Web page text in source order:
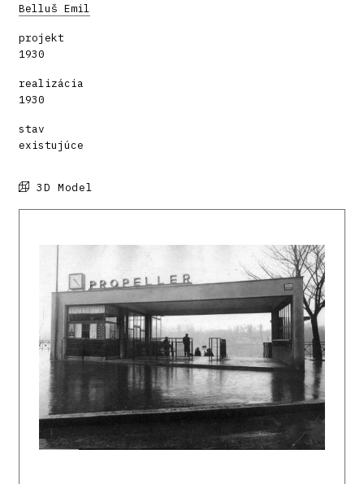
Belluš Emil
projekt
1930
realizácia
1930
stav
existujúce
3D Model